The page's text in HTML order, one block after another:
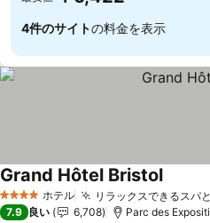
4件のサイトの料金を表示
4 ホテルのランク
ホテル リラックスできるスパ
Grand Hôtel Bristol
7.9 良い 6,708 Parc des